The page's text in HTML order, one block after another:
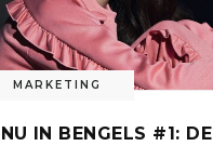
MARKETING
NU IN BENGELS #1: DE